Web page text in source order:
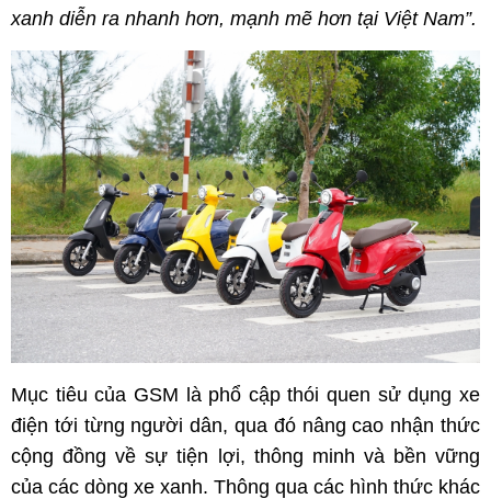
xanh diễn ra nhanh hơn, mạnh mẽ hơn tại Việt Nam”.
Mục tiêu của GSM là phổ cập thói quen sử dụng xe
điện tới từng người dân, qua đó nâng cao nhận thức
cộng đồng về sự tiện lợi, thông minh và bền vững
của các dòng xe xanh. Thông qua các hình thức khác